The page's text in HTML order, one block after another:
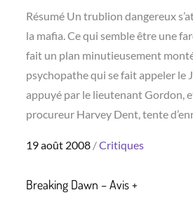
Résumé Un trublion dangereux
la mafia. Ce qui semble être une
fait un plan minutieusement
psychopathe qui se fait appeler le
appuyé par le lieutenant Gordon,
procureur Harvey Dent, tente
Posted
19 août 2008 Critiques
Breaking Dawn – Avis +